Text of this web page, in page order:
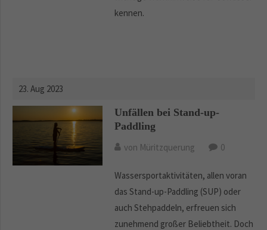
kennen.
23. Aug 2023
Unfällen bei Stand-up-
Paddling
von Müritzquerung 0
Wassersportaktivitäten, allen voran
das Stand-up-Paddling (SUP) oder
auch Stehpaddeln, erfreuen sich
zunehmend großer Beliebtheit. Doch